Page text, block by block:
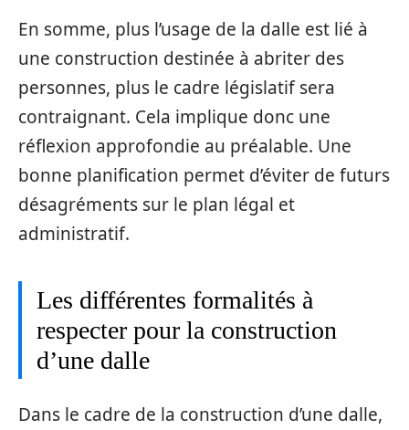
En somme, plus l’usage de la dalle est lié à
une construction destinée à abriter des
personnes, plus le cadre législatif sera
contraignant. Cela implique donc une
réflexion approfondie au préalable. Une
bonne planification permet d’éviter de futurs
désagréments sur le plan légal et
administratif.
Les différentes formalités à
respecter pour la construction
d’une dalle
Dans le cadre de la construction d’une dalle,